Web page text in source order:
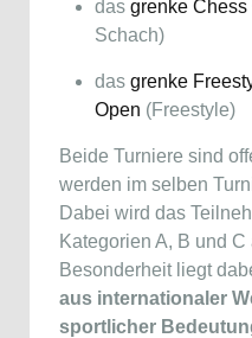
das grenke Chess
Schach)
das grenke
Open (Freestyle)
Beide Turniere sind
werden im selben
Dabei wird das
Kategorien A, B und
Besonderheit liegt
aus internationaler
sportlicher